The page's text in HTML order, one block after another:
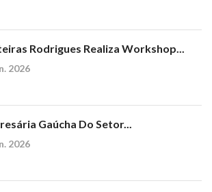
Rodrigues Realiza Workshop...
2026
Gaúcha Do Setor...
2026